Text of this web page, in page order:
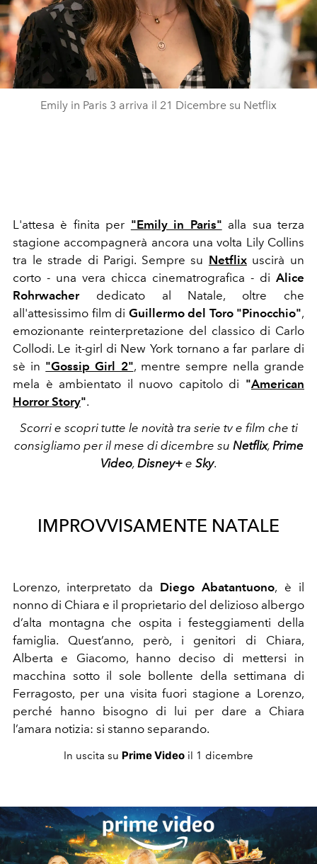
Emily in Paris 3 arriva il 21 Dicembre su Netflix
L'attesa è finita per "Emily in Paris" alla sua terza
stagione accompagnerà ancora una volta Lily Collins
tra le strade di Parigi. Sempre su Netflixuscirà un
corto - una vera chicca cinematrografica - di Alice
Rohrwacherdedicato al Natale, oltre che
all'attesissimo film di Guillermo del Toro "Pinocchio",
emozionante reinterpretazione del classico di Carlo
Collodi. Le it-girl di New York tornano a far parlare di
sè in "Gossip Girl 2", mentre sempre nella grande
mela è ambientato il nuovo capitolo di "American
Horror Story".
Scorri e scopri tutte le novità tra serie tv e film che ti
consigliamo per il mese di dicembre su Netflix, Prime
Video, Disney+ e Sky.
IMPROVVISAMENTE NATALE
Lorenzo, interpretato da Diego Abatantuono, è il
nonno di Chiara e il proprietario del delizioso albergo
d’alta montagna che ospita i festeggiamenti della
famiglia. Quest’anno, però, i genitori di Chiara,
Alberta e Giacomo, hanno deciso di mettersi in
macchina sotto il sole bollente della settimana di
Ferragosto, per una visita fuori stagione a Lorenzo,
perché hanno bisogno di lui per dare a Chiara
l’amara notizia: si stanno separando.
In uscita su Prime Video il 1 dicembre